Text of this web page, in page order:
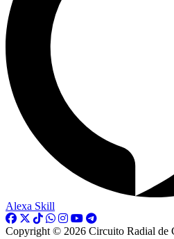
Alexa Skill
Copyright © 2026 Circuito Radial de